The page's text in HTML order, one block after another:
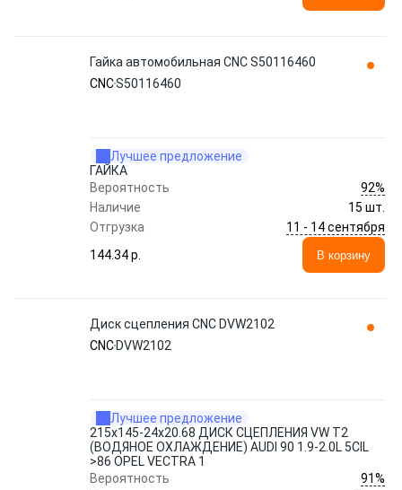
Гайка автомобильная CNC S50116460
CNCS50116460
Лучшее предложение
ГАЙКА
Вероятность
92%
Наличие
15 шт.
Отгрузка
11 - 14 сентября
144.34 p.
В корзину
Диск сцепления CNC DVW2102
CNC DVW2102
Лучшее предложение
215x145-24x20.68 ДИСК СЦЕПЛЕНИЯ VW T2
(ВОДЯНОЕ ОХЛАЖДЕНИЕ) AUDI 90 1.9-2.0L 5CIL
>86 OPEL VECTRA 1
Вероятность
91%